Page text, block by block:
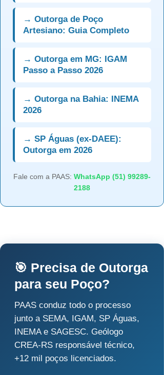
→ Outorga de Poço
Artesiano: Guia Completo
→ Outorga em MG: IGAM
Passo a Passo 2026
→ Outorga na Bahia: INEMA
2026
→ SP Águas (ex-DAEE):
Outorga em 2026
Fale com a PAAS: WhatsApp (51) 99289-
2188
🎯 Precisa de Outorga
para seu Poço?
PAAS conduz todo o processo
junto a SEMA, IGAM, SP Águas,
INEMA e SAGESC. Geólogo
CREA-RS responsável técnico,
+12 mil poços licenciados.